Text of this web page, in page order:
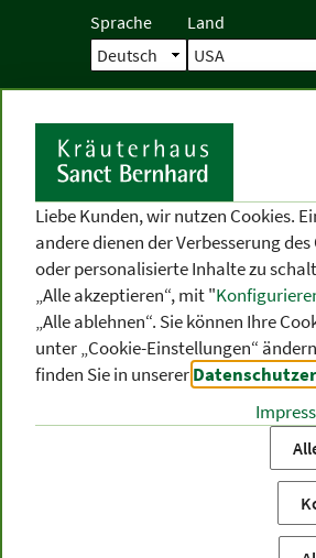
Sprache Land
Startseite
KATEGORIEN
Startseite
A
Liebe Kunden, wir nutzen Cookies.
andere dienen der Verbesserung
oder personalisierte Inhalte zu
„Alle akzeptieren“, mit "
„Alle ablehnen“. Sie können Ihre
unter „Cookie-Einstellungen“
finden Sie in unserer